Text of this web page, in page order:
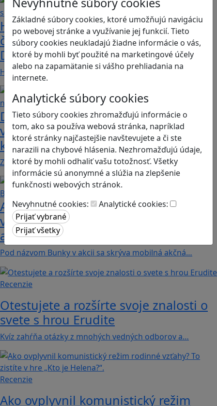
Základné súbory cookies, ktoré umožňujú navigáciu
po webovej stránke a využívanie jej funkcií. Tieto
súbory cookies neukladajú žiadne informácie o vás,
ktoré by mohli byť použité na marketingové účely
alebo na zapamätanie si vášho prehliadania na
internete.
Analytické súbory cookies
Tieto súbory cookies zhromažďujú informácie o
tom, ako sa používa webová stránka, napríklad
ktoré stránky najčastejšie navštevujete a či ste
narazili na chybové hlásenia. Nezhromažďujú údaje,
ktoré by mohli odhaliť vašu totožnosť. Všetky
informácie sú anonymné a slúžia na zlepšenie
funkčnosti webových stránok.
Nevyhnutné cookies:
Analytické cookies:
Heritage Quest AR: Vráťte sa do
časov, keď Rímska ríša siahala až po
Dunaj
Heritage Quest AR je mobilná hra, ktorá ponúka…
Dobrodružstvá Mimi a Lízy vo
videohre? Dvojica neoddeliteľných
kamarátok už aj ako herné postavy
Značku Mimi a Líza by sme mohli označiť priam za…
Ako biele krvinky bojujú proti
vírusom a baktériám? Hra Bunky v
akcii je zábavnou lekciou o imunite
Pod názvom Bunky v akcii sa skrýva mobilná akčná…
Recenzie
Otestujete a rozšírte svoje znalosti o
svete s hrou Erudite
Kvíz zahŕňa otázky z mnohých vedných odborov a…
Recenzie
Ako ovplyvnil komunistický režim